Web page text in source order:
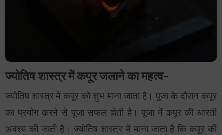
ज्योतिष शास्त्र में कपूर जलाने का महत्व-
ज्योतिष शास्त्र में कपूर को शुभ माना जाता है। पूजा के दौरान कपूर
का प्रयोग करने से पूजा सफल होती है। पूजा में कपूर की आरती
अवश्य की जाती है। ज्योतिष शास्त्र में माना जाता है कि कपूर की